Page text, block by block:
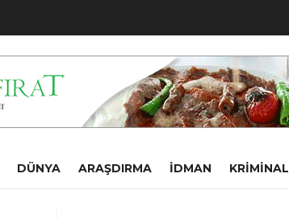
DÜNYA ARAŞDIRMA İDMAN KRIMINAL